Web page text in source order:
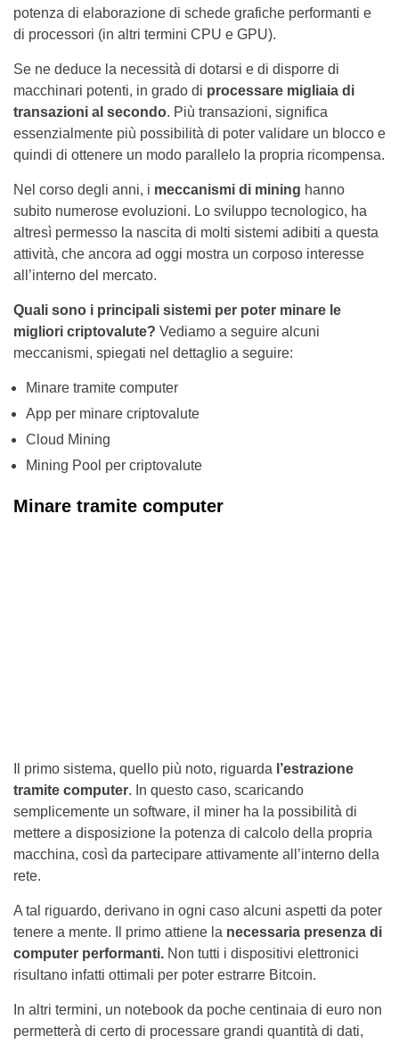
potenza di elaborazione di schede grafiche performanti e
di processori (in altri termini CPU e GPU).
Se ne deduce la necessità di dotarsi e di disporre di
macchinari potenti, in grado di processare migliaia di
transazioni al secondo. Più transazioni, significa
essenzialmente più possibilità di poter validare un blocco e
quindi di ottenere un modo parallelo la propria ricompensa.
Nel corso degli anni, i meccanismi di mining hanno
subito numerose evoluzioni. Lo sviluppo tecnologico, ha
altresì permesso la nascita di molti sistemi adibiti a questa
attività, che ancora ad oggi mostra un corposo interesse
all’interno del mercato.
Quali sono i principali sistemi per poter minare le
migliori criptovalute? Vediamo a seguire alcuni
meccanismi, spiegati nel dettaglio a seguire:
Minare tramite computer
App per minare criptovalute
Cloud Mining
Mining Pool per criptovalute
Minare tramite computer
Il primo sistema, quello più noto, riguarda l’estrazione
tramite computer. In questo caso, scaricando
semplicemente un software, il miner ha la possibilità di
mettere a disposizione la potenza di calcolo della propria
macchina, così da partecipare attivamente all’interno della
rete.
A tal riguardo, derivano in ogni caso alcuni aspetti da poter
tenere a mente. Il primo attiene la necessaria presenza di
computer performanti. Non tutti i dispositivi elettronici
risultano infatti ottimali per poter estrarre Bitcoin.
In altri termini, un notebook da poche centinaia di euro non
permetterà di certo di processare grandi quantità di dati,